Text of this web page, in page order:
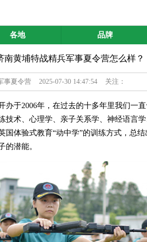
各地 品牌
南黄埔特战精兵军事夏令营怎么样？
事夏令营2025-07-30 14:47:54 关注：
办于2006年，在过去的十多年里我们一
技术、心理学、亲子关系学、神经语言
国体验式教育“动中学”的训练方式，总
的潜能。